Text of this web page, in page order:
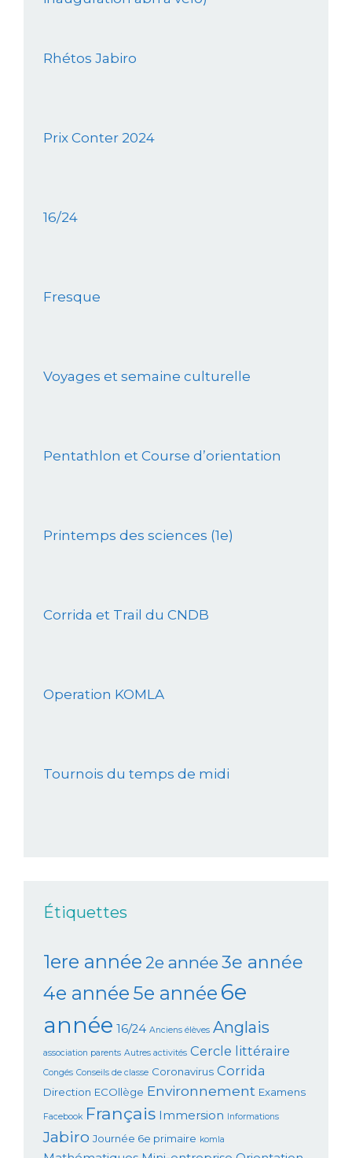
Rhétos Jabiro
Prix Conter 2024
16/24
Fresque
Voyages et semaine culturelle
Pentathlon et Course d’orientation
Printemps des sciences (1e)
Corrida et Trail du CNDB
Operation KOMLA
Tournois du temps de midi
Étiquettes
1ere année 2e année 3e année
4e année 5e année 6e
année 16/24 Anciens élèves Anglais
association parents Autres activités Cercle littéraire
Congés Conseils de classe Coronavirus Corrida
Direction ECOllège Environnement Examens
Facebook Français Immersion Informations
Jabiro Journée 6e primaire komla